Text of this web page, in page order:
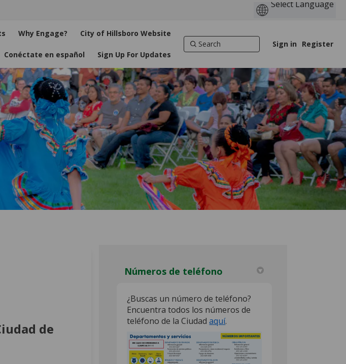
Why Engage? City of Hillsboro Website
Conéctate en español Sign Up For Updates
Sign in Register
on X (formerly Twitter)
on Linkedin
link
de
Números de teléfono
¿Buscas un número de teléfono?
Encuentra todos los números de
teléfono de la Ciudadaquí(External link)
.